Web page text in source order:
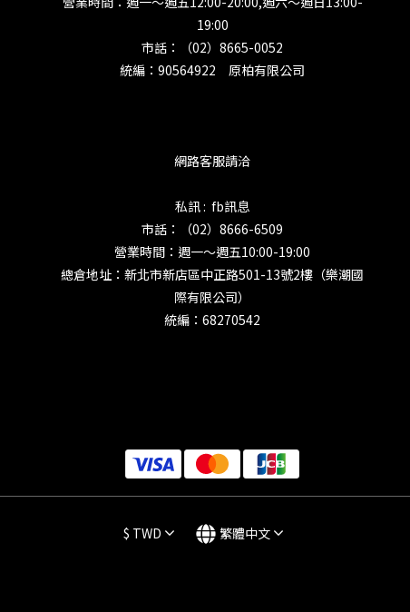
19:00
市話：（02）8665-0052
統編：90564922 原柏有限公司
網路客服請洽
私訊 : fb訊息
市話：（02）8666-6509
營業時間：週一～週五10:00-19:00
總倉地址：新北市新店區中正路501-13號2樓（樂潮國
際有限公司）
統編：68270542
$ TWD 繁體中文